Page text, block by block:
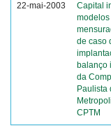
22-mai-2003
Capital
modelos
de caso
balanço
da
Paulista
CPTM